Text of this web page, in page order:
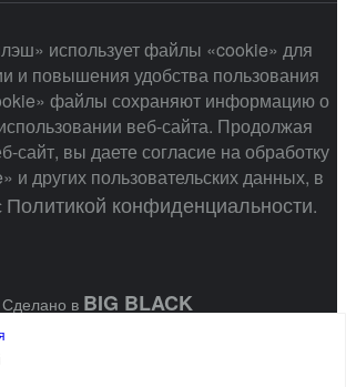
использует файлы «cookie» для
и повышения удобства пользования
файлы сохраняют информацию о
веб-сайта. Продолжая
сайт, вы даете согласие на обработку
и других пользовательских данных, в
Политикой конфиденциальности.
Сделано в BIG BLACK